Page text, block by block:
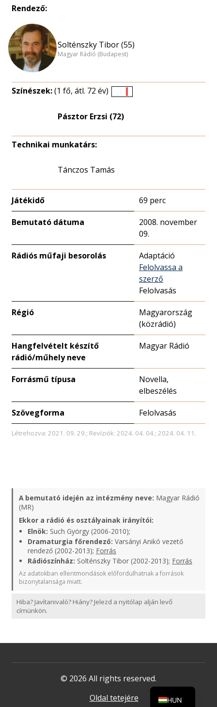
Rendező:
Solténszky Tibor (55)
Magyar Rádió (Budapest)
Színészek:(1 fő, átl. 72 év)
eloszlás
Pásztor Erzsi (72)
Technikai munkatárs:
Tánczos Tamás
Játékidő 69 perc
Bemutató dátuma
2008. november
09.
Rádiós műfaji besorolás
Adaptáció
Felolvassa a
szerző
Felolvasás
Régió
Magyarország
(közrádió)
Hangfelvételt készítő
rádió/műhely neve
Magyar Rádió
Forrásmű típusa
Novella,
elbeszélés
Szövegforma Felolvasás
Létrehozva: 2021. 09. 29.; Revíziók: 2024. 04. 04.; 2024. 04. 11.
A bemutató idején az intézmény neve: Magyar Rádió
(MR)
Ekkor a rádió és osztályainak irányítói:
Elnök: Such György (2006-2010);
Dramaturgia főrendező: Varsányi Anikó vezető
rendező (2002-2013); Forrás
Rádiószínház: Solténszky Tibor (2002-2013); Forrás
Az adatokban ellentmondások előfordulhatnak a források
bizonytalansága miatt.
Hiba? Javítanivaló? Hiány? Jelezd a nyitólap alján levő
címünkön.
© 2026 All rights reserved.
Oldal tetejére
HUN